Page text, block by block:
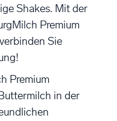
Shakes. Mit der
Premium
Sie
Premium
in der